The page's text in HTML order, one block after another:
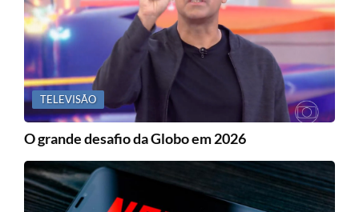
TELEVISÃO
O grande desafio da Globo em 2026